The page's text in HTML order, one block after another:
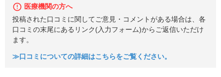
医療機関の方へ
投稿された口コミに関してご意見・コメントがある場合は、各
口コミの末尾にあるリンク(入力フォーム)からご返信いただけ
ます。
≫口コミについての詳細はこちらをご覧ください。